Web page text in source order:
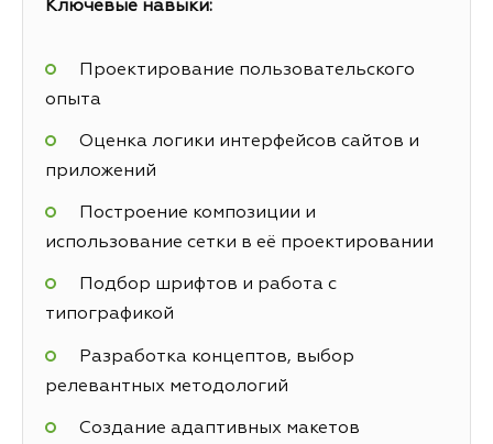
Ключевые навыки:
Проектирование пользовательского
опыта
Оценка логики интерфейсов сайтов и
приложений
Построение композиции и
использование сетки в её проектировании
Подбор шрифтов и работа с
типографикой
Разработка концептов, выбор
релевантных методологий
Создание адаптивных макетов